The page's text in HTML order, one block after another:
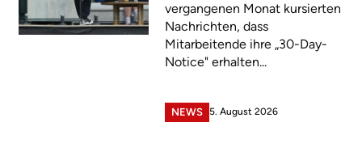
vergangenen Monat kursierten
Nachrichten, dass
Mitarbeitende ihre „30-Day-
Notice" erhalten...
NEWS 5. August 2026